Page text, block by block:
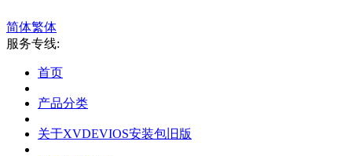
简体繁体
服务专线:
首页
产品分类
关于XVDEVIOS安装包旧版